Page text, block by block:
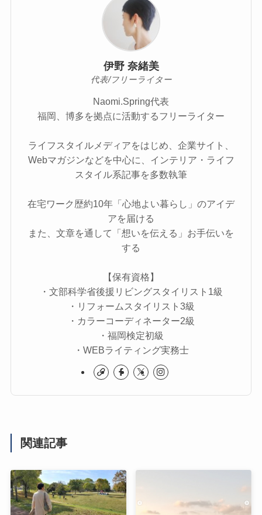
伊野 奈緒美
代表/フリーライター
Naomi.Spring代表
福岡、博多を拠点に活動するフリーライター
ライフスタイルメディアをはじめ、企業サイト、
Webマガジンなどを中心に、インテリア・ライフ
スタイル系記事を多数執筆
在宅ワーク歴約10年「心地よい暮らし」のアイデ
アを届ける
また、文章を通して「想いを伝える」お手伝いを
する
【保有資格】
・文部科学省後援リビングスタイリスト1級
・リフォームスタイリスト3級
・カラーコーディネーター2級
・福岡検定初級
・WEBライティング実務士
関連記事